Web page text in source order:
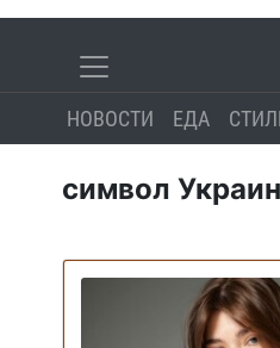
НОВОСТИ ЕДА
символ